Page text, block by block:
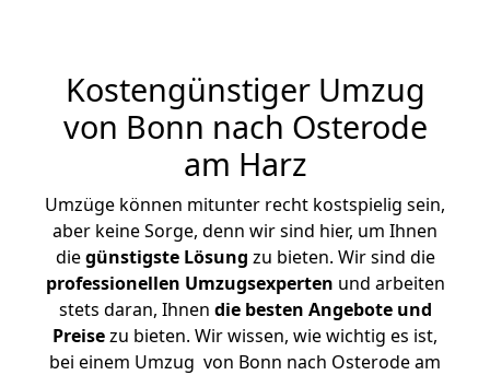
Kostengünstiger Umzug
von Bonn nach Osterode
am Harz
Umzüge können mitunter recht kostspielig sein,
aber keine Sorge, denn wir sind hier, um Ihnen
diegünstigste Lösung zu bieten. Wir sind die
professionellen Umzugsexperten und arbeiten
stets daran, Ihnen die besten Angebote und
Preisezu bieten. Wir wissen, wie wichtig es ist,
bei einem Umzug von Bonn nach Osterode am